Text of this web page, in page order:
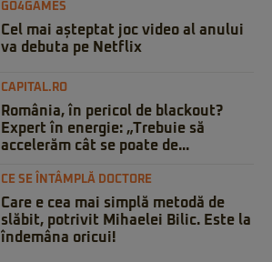
GO4GAMES
Cel mai așteptat joc video al anului
va debuta pe Netflix
CAPITAL.RO
România, în pericol de blackout?
Expert în energie: „Trebuie să
accelerăm cât se poate de...
CE SE ÎNTÂMPLĂ DOCTORE
Care e cea mai simplă metodă de
slăbit, potrivit Mihaelei Bilic. Este la
îndemâna oricui!